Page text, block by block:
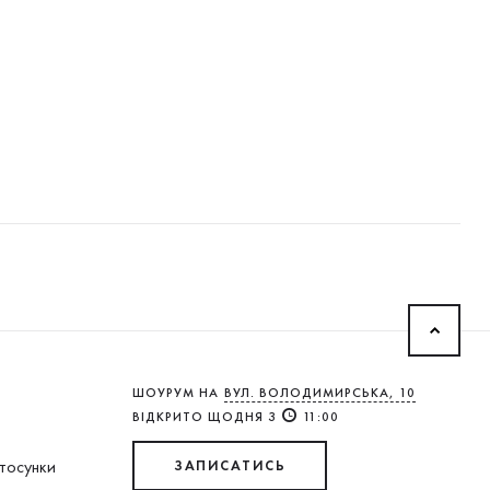
ШОУРУМ НА ВУЛ. ВОЛОДИМИРСЬКА, 10
ВІДКРИТО ЩОДНЯ З
11:00
ЗАПИСАТИСЬ